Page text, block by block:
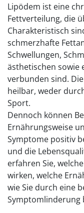
Lipödem ist eine
Fettverteilung, die
Charakteristisch
schmerzhafte
Schwellungen,
ästhetischen sowie
verbunden sind.
heilbar, weder
Sport.
Dennoch können
Ernährungsweise
Symptome positiv
und die
erfahren Sie,
wirken, welche
wie Sie durch eine
Symptomlinderung